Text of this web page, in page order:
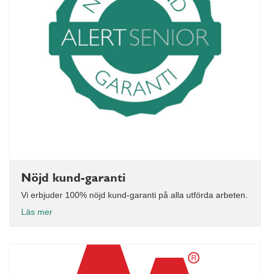
Nöjd kund-garanti
Vi erbjuder 100% nöjd kund-garanti på alla utförda arbeten.
Läs mer